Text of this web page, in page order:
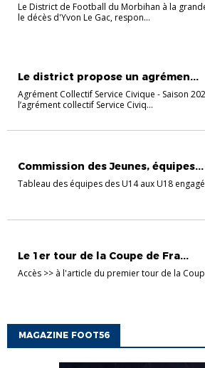
Le District de Football du Morbihan à la
le décès d'Yvon Le Gac, respon...
Le district propose un agrémen...
Agrément Collectif Service Civique - Saison
l’agrément collectif Service Civiq...
Commission des Jeunes, équipes...
Tableau des équipes des U14 aux U18
Le 1er tour de la Coupe de Fra...
Accès >> à l'article du premier tour de la
MAGAZINE FOOT56